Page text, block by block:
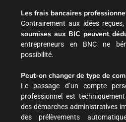
Les frais bancaires
Contrairement aux idées
soumises aux BIC peuvent
entrepreneurs en BNC ne
possibilité.
Peut-on changer de type de
Le passage d’un compte
professionnel est
des démarches administratives
des prélèvements